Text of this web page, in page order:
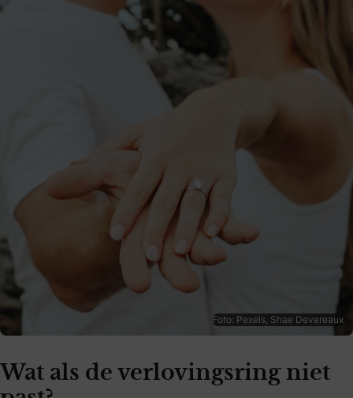
Foto: Pexels, Shae Devereaux
Wat als de verlovingsring niet